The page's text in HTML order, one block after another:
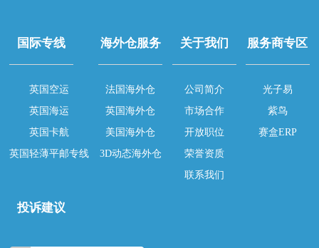
国际专线
英国空运
英国海运
英国卡航
英国轻薄平邮专线
海外仓服务
法国海外仓
英国海外仓
美国海外仓
3D动态海外仓
关于我们
公司简介
市场合作
开放职位
荣誉资质
联系我们
服务商专区
光子易
紫鸟
赛盒ERP
投诉建议